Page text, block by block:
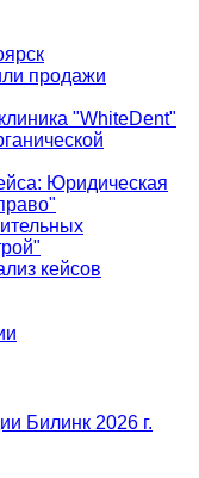
продажи
"WhiteDent"
Юридическая
кейсов
Билинк 2026 г.